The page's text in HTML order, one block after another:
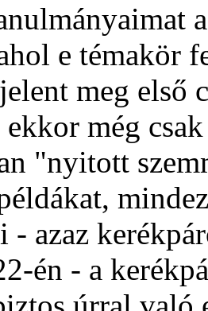
e témakör
meg első
még
"nyitott
- azaz
én - a